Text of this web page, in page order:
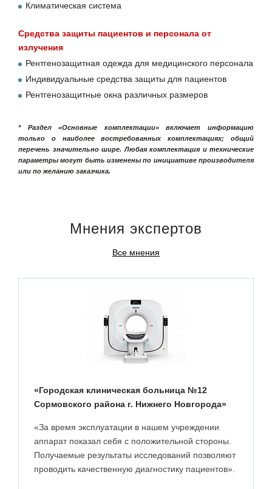
Климатическая система
Средства защиты пациентов и персонала от
излучения
Рентгенозащитная одежда для медицинского персонала
Индивидуальные средства защиты для пациентов
Рентгенозащитные окна различных размеров
* Раздел «Основные комплектации» включает информацию
только о наиболее востребованных комплектациях; общий
перечень значительно шире. Любая комплектация и технические
параметры могут быть изменены по инициативе производителя
или по желанию заказчика.
Мнения экспертов
Все мнения
«Городская клиническая больница №12
Сормовского района г. Нижнего Новгорода»
«За время эксплуатации в нашем учреждении
аппарат показал себя с положительной стороны.
Получаемые результаты исследований позволяют
проводить качественную диагностику пациентов».